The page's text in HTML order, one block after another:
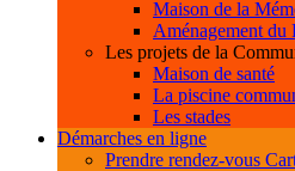
Maison de la
Aménagement du
Les projets de la
Maison de santé
La piscine
Les stades
Démarches en ligne
Prendre rendez-vous